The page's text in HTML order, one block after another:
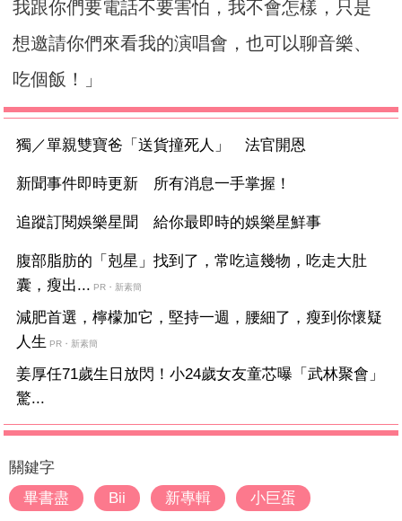
我跟你們要電話不要害怕，我不會怎樣，只是
想邀請你們來看我的演唱會，也可以聊音樂、
吃個飯！」
獨／單親雙寶爸「送貨撞死人」 法官開恩
新聞事件即時更新 所有消息一手掌握！
追蹤訂閱娛樂星聞 給你最即時的娛樂星鮮事
腹部脂肪的「剋星」找到了，常吃這幾物，吃走大肚
囊，瘦出... PR・新素簡
減肥首選，檸檬加它，堅持一週，腰細了，瘦到你懷疑
人生
PR・新素簡
姜厚任71歲生日放閃！小24歲女友童芯曝「武林聚會」
驚...
關鍵字
畢書盡
Bii 新專輯 小巨蛋